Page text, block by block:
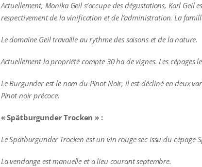
Actuellement, Monika Geil s’occupe des dégustations, Karl Geil
respectivement de la vinification et de l’administration. La
Le domaine Geil travaille au rythme des saisons et de la nature.
Actuellement la propriété compte 30 ha de vignes. Les cépages
Le Burgunder est le nom du Pinot Noir, il est décliné en deux
Pinot noir précoce.
« Spätburgunder Trocken » :
Le Spätburgunder Trocken est un vin rouge sec issu du
La vendange est manuelle et a lieu courant septembre.